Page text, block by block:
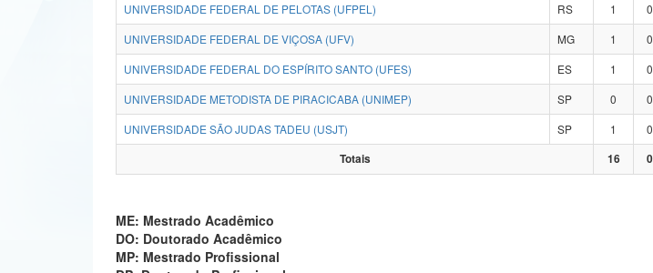
UNIVERSIDADE FEDERAL DE PELOTAS (UFPEL)
RS 1 0
UNIVERSIDADE FEDERAL DE VIÇOSA (UFV)
MG 1 0
UNIVERSIDADE FEDERAL DO ESPÍRITO SANTO (UFES)
ES 1 0
UNIVERSIDADE METODISTA DE PIRACICABA (UNIMEP)
SP 0 0
UNIVERSIDADE SÃO JUDAS TADEU (USJT)
SP 1 0
Totais
16 0
ME: Mestrado Acadêmico
DO: Doutorado Acadêmico
MP: Mestrado Profissional